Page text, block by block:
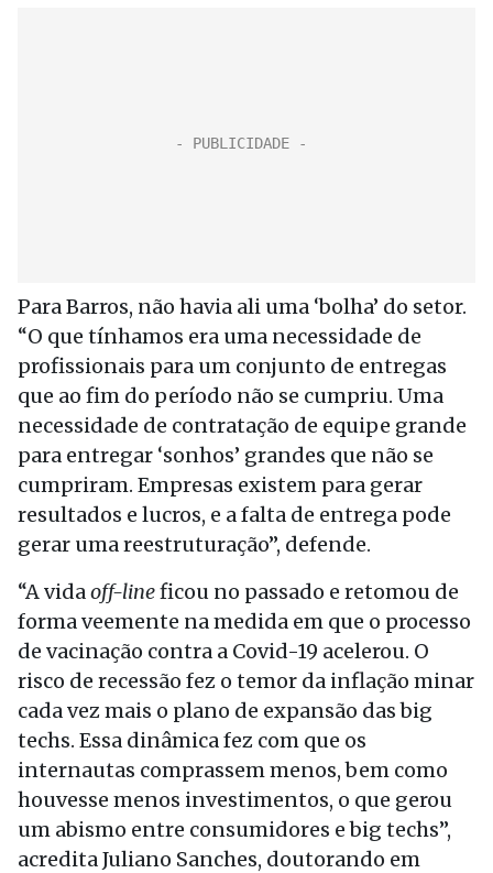
Para Barros, não havia ali uma ‘bolha’ do setor.
“O que tínhamos era uma necessidade de
profissionais para um conjunto de entregas
que ao fim do período não se cumpriu. Uma
necessidade de contratação de equipe grande
para entregar ‘sonhos’ grandes que não se
cumpriram. Empresas existem para gerar
resultados e lucros, e a falta de entrega pode
gerar uma reestruturação”, defende.
“A vidaoff-lineficou no passado e retomou de
forma veemente na medida em que o processo
de vacinação contra a Covid-19 acelerou. O
risco de recessão fez o temor da inflação minar
cada vez mais o plano de expansão das big
techs. Essa dinâmica fez com que os
internautas comprassem menos, bem como
houvesse menos investimentos, o que gerou
um abismo entre consumidores e big techs”,
acredita Juliano Sanches, doutorando em